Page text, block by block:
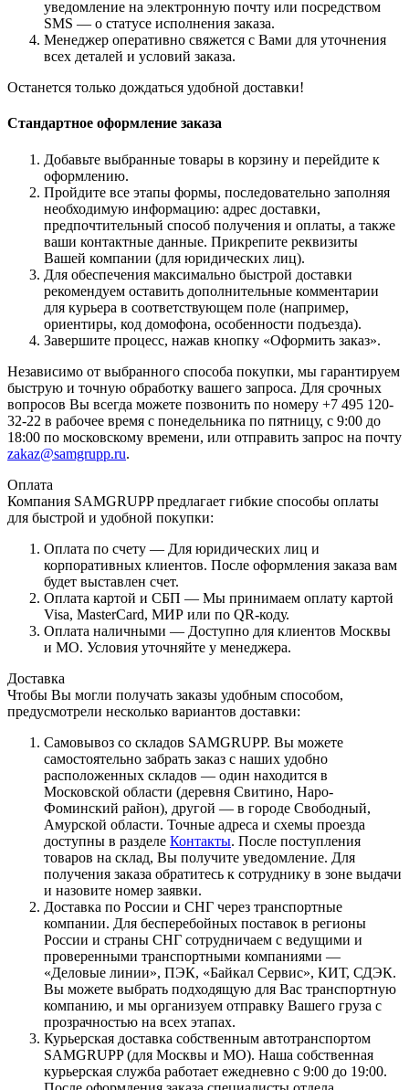
уведомление на электронную почту или посредством
SMS — о статусе исполнения заказа.
Менеджер оперативно свяжется с Вами для уточнения
всех деталей и условий заказа.
Останется только дождаться удобной доставки!
Стандартное оформление заказа
Добавьте выбранные товары в корзину и перейдите к
оформлению.
Пройдите все этапы формы, последовательно заполняя
необходимую информацию: адрес доставки,
предпочтительный способ получения и оплаты, а также
ваши контактные данные. Прикрепите реквизиты
Вашей компании (для юридических лиц).
Для обеспечения максимально быстрой доставки
рекомендуем оставить дополнительные комментарии
для курьера в соответствующем поле (например,
ориентиры, код домофона, особенности подъезда).
Завершите процесс, нажав кнопку «Оформить заказ».
Независимо от выбранного способа покупки, мы гарантируем
быструю и точную обработку вашего запроса. Для срочных
вопросов Вы всегда можете позвонить по номеру +7 495 120-
32-22 в рабочее время с понедельника по пятницу, с 9:00 до
18:00 по московскому времени, или отправить запрос на почту
zakaz@samgrupp.ru.
Оплата
Компания SAMGRUPP предлагает гибкие способы оплаты
для быстрой и удобной покупки:
Оплата по счету — Для юридических лиц и
корпоративных клиентов. После оформления заказа вам
будет выставлен счет.
Оплата картой и СБП — Мы принимаем оплату картой
Visa, MasterCard, МИР или по QR-коду.
Оплата наличными — Доступно для клиентов Москвы
и МО. Условия уточняйте у менеджера.
Доставка
Чтобы Вы могли получать заказы удобным способом,
предусмотрели несколько вариантов доставки:
Самовывоз со складов SAMGRUPP. Вы можете
самостоятельно забрать заказ с наших удобно
расположенных складов — один находится в
Московской области (деревня Свитино, Наро-
Фоминский район), другой — в городе Свободный,
Амурской области. Точные адреса и схемы проезда
доступны в разделе Контакты. После поступления
товаров на склад, Вы получите уведомление. Для
получения заказа обратитесь к сотруднику в зоне выдачи
и назовите номер заявки.
Доставка по России и СНГ через транспортные
компании. Для бесперебойных поставок в регионы
России и страны СНГ сотрудничаем с ведущими и
проверенными транспортными компаниями —
«Деловые линии», ПЭК, «Байкал Сервис», КИТ, СДЭК.
Вы можете выбрать подходящую для Вас транспортную
компанию, и мы организуем отправку Вашего груза с
прозрачностью на всех этапах.
Курьерская доставка собственным автотранспортом
SAMGRUPP (для Москвы и МО). Наша собственная
курьерская служба работает ежедневно с 9:00 до 19:00.